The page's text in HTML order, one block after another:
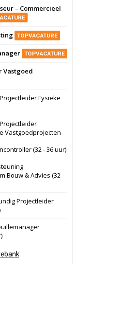
Bekijk
Zorgcomplex
Bekijk
Zwanenburg
Transformatieobject
Bekijk
Oranje
bedrijventerrein
Binnenvaartschip
Panheel
politiebureau
– Commercieel
TOPVACATURE
TOPVACATURE
Vastgoed
Fysieke
Vastgoedprojecten
(32 - 36 uur)
Bouw & Advies (32
Projectleider